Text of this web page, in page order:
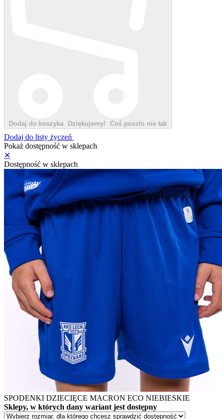
Dodaj do koszyka Dziękujemy! Coś poszło nie tak
Dodaj do listy życzeń
Pokaż dostępność w sklepach
✕
Dostępność w sklepach
SPODENKI DZIECIĘCE MACRON ECO NIEBIESKIE
Sklepy, w których dany wariant jest dostępny